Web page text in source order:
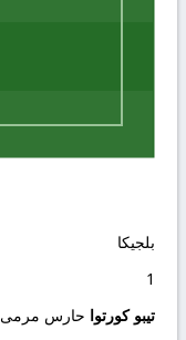
بلجيكا
1
تيبو كورتوا حارس مرمى